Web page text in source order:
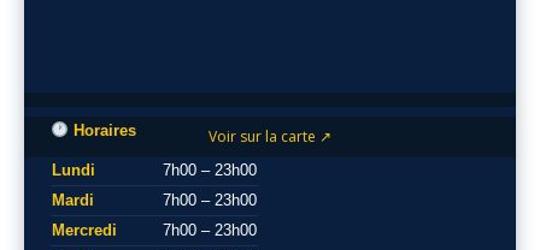
Voir sur la carte ↗
Horaires
Lundi
7h00 – 23h00
Mardi
7h00 – 23h00
Mercredi
7h00 – 23h00